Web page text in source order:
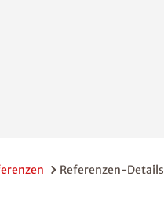
Referenzen-